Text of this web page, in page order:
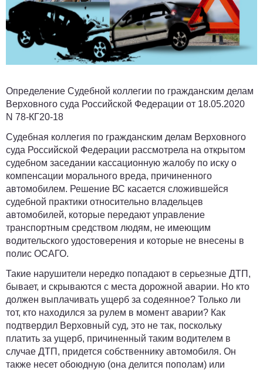
Определение Судебной коллегии по гражданским делам
Верховного суда Российской Федерации от 18.05.2020
N 78-КГ20-18
Судебная коллегия по гражданским делам Верховного
суда Российской Федерации рассмотрела на открытом
судебном заседании кассационную жалобу по иску о
компенсации морального вреда, причиненного
автомобилем. Решение ВС касается сложившейся
судебной практики относительно владельцев
автомобилей, которые передают управление
транспортным средством людям, не имеющим
водительского удостоверения и которые не внесены в
полис ОСАГО.
Такие нарушители нередко попадают в серьезные ДТП,
бывает, и скрываются с места дорожной аварии. Но кто
должен выплачивать ущерб за содеянное? Только ли
тот, кто находился за рулем в момент аварии? Как
подтвердил Верховный суд, это не так, поскольку
платить за ущерб, причиненный таким водителем в
случае ДТП, придется собственнику автомобиля. Он
также несет обоюдную (она делится пополам) или